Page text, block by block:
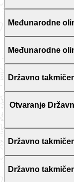
Međunarodne
Međunarodne
Državno
Otvaranje
Državno
Državno